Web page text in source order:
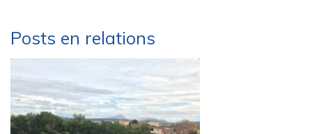
Posts en relations